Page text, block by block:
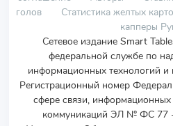
голов
Статистика желтых
капперы
Сетевое издание Smart
федеральной службе по
информационных технологий
Регистрационный номер
сфере связи,
коммуникаций ЭЛ № ФС 77